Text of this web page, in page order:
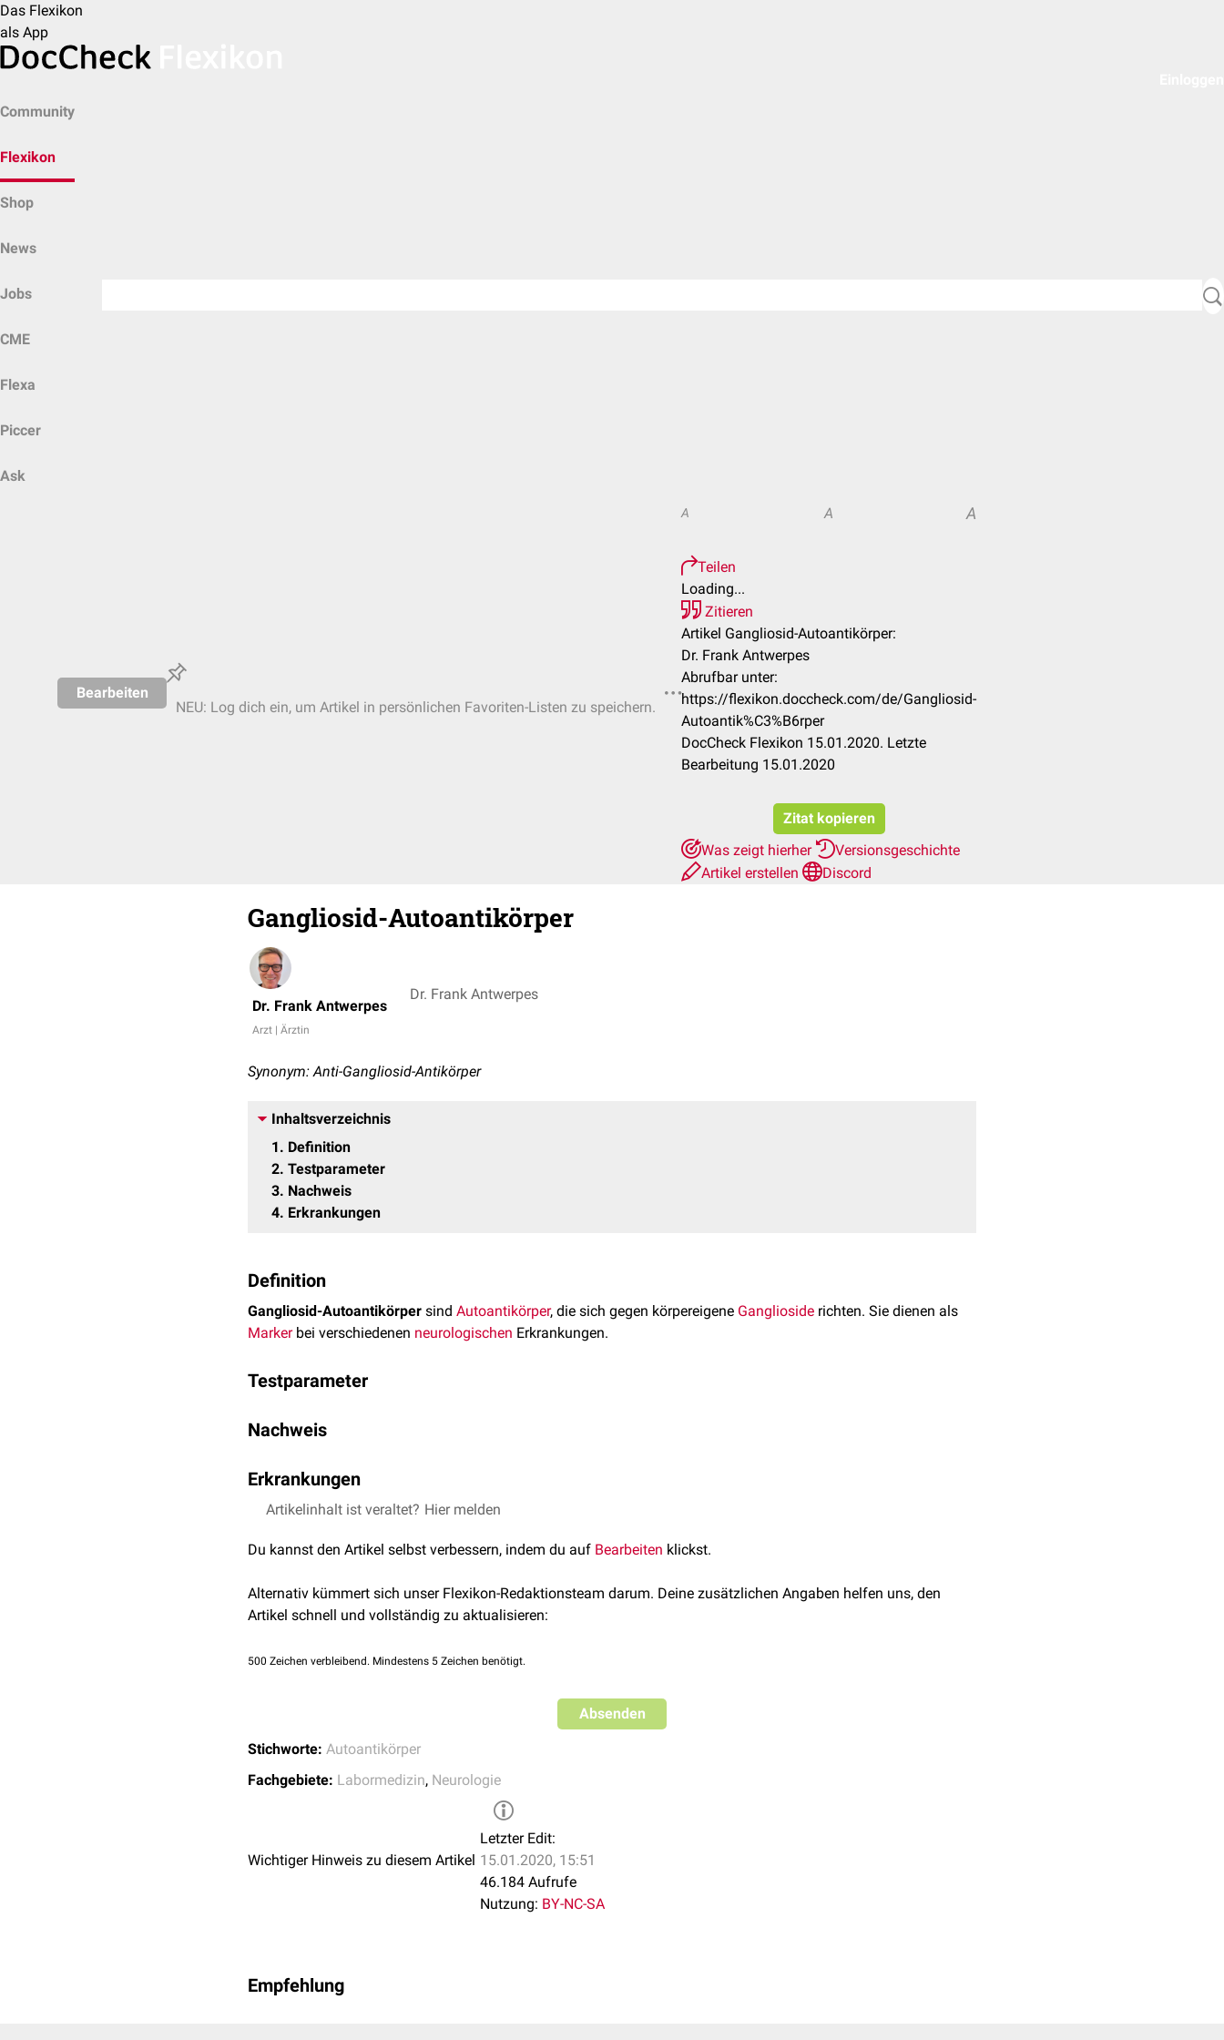
Das Flexikon
als App
Community
Flexikon
Shop
News
Jobs
CME
Flexa
Piccer
Ask
Bearbeiten
NEU: Log dich ein, um Artikel in persönlichen Favoriten-Listen zu speichern.
A A A
Teilen
Loading...
Zitieren
Artikel Gangliosid-Autoantikörper:
Dr. Frank Antwerpes
Abrufbar unter:
https://flexikon.doccheck.com/de/Gangliosid-
Autoantik%C3%B6rper
DocCheck Flexikon 15.01.2020. Letzte
Bearbeitung 15.01.2020
Zitat kopieren
Was zeigt hierher
Versionsgeschichte
Artikel erstellen
Discord
Gangliosid-Autoantikörper
Dr. Frank Antwerpes
Arzt | Ärztin
Dr. Frank Antwerpes
Synonym: Anti-Gangliosid-Antikörper
Inhaltsverzeichnis
1
Definition
2 Testparameter
3 Nachweis
4 Erkrankungen
Definition
Gangliosid-Autoantikörper sind Autoantikörper, die sich gegen körpereigene Ganglioside richten. Sie dienen als
Markerbei verschiedenen neurologischen Erkrankungen.
Testparameter
Anti-GM2
Anti-GQ1b
Anti-GD1b
Anti-GT1a
Anti-Asialo-GM1
Nachweis
Erkrankungen
Gangliosid-Autoantikörper treten u.a. beim
Erkrankung Autoantikörper
Guillain-Barré-Syndrom (GBS)
Anti-GM1, Anti-GD1a, Anti-GD1b, Anti-GT1b, Anti-
AMAN
Anti-GQ1b, Anti-GT1a
CIDP
Multifokale motorische Neuropathie (MMN)
Artikelinhalt ist veraltet? Hier melden
Du kannst den Artikel selbst verbessern, indem du auf Bearbeiten klickst.
Alternativ kümmert sich unser Flexikon-Redaktionsteam darum. Deine zusätzlichen Angaben helfen uns, den
Artikel schnell und vollständig zu aktualisieren:
500 Zeichen verbleibend. Mindestens 5 Zeichen benötigt.
Absenden
Stichworte: Autoantikörper
Fachgebiete: Labormedizin, Neurologie
Wichtiger Hinweis zu diesem Artikel
Letzter Edit:
15.01.2020, 15:51
46.184 Aufrufe
Nutzung: BY-NC-SA
Empfehlung